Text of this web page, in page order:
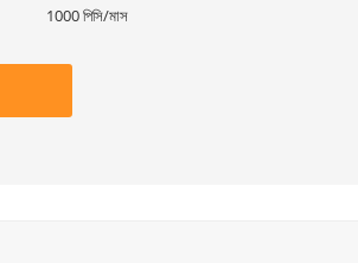
1000 পিসি/মাস